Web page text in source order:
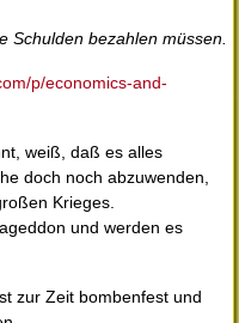
Schulden bezahlen müssen.
p/economics-and-
weiß, daß es alles
doch noch abzuwenden,
Krieges.
und werden es
zur Zeit bombenfest und